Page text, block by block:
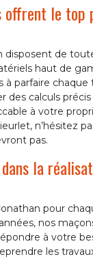
offrent le
disposent de
haut de
parfaire
des calculs
à votre
n’hésitez
pas.
la
pour
nos
à votre
les